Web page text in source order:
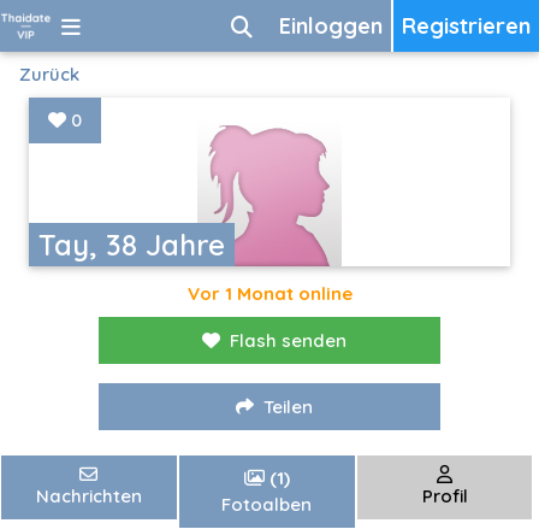
Registrieren
Einloggen
Zurück
Tay, 38 Jahre
0
Vor 1 Monat online
Flash senden
Teilen
Nachrichten
(1)
Fotoalben
Profil